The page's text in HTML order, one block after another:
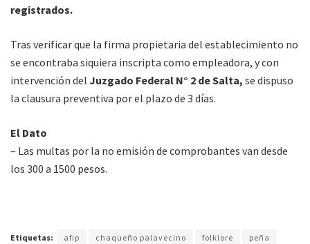
registrados.
Tras verificar que la firma propietaria del establecimiento no
se encontraba siquiera inscripta como empleadora, y con
intervención del Juzgado Federal N° 2 de Salta, se dispuso
la clausura preventiva por el plazo de 3 días.
El Dato
– Las multas por la no emisión de comprobantes van desde
los 300 a 1500 pesos.
Etiquetas: afip chaqueño palavecino folklore
peña